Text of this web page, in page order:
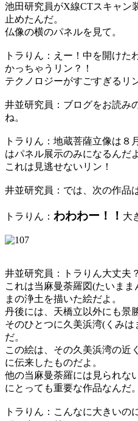
池田研究員がX線CTスキャン
止めたんだ。
仏像の横のパネルを見て。
トラりん：えー！中を開けた
かっちゃうリン？！
テクノロジーがすごすぎるリ
井並研究員：ブログをお読み
ね。
トラりん：地蔵菩薩立像は８
はパネル展示のみになるんだ
これは見逃せないリン！
井並研究員：では、次の作品
トラりん： わわわー！！ 大
井並研究員：トラりん大丈夫
これは当麻曼荼羅図(たいま
まの浄土を描いた絵だよ。
丹後には、天橋立以外にも景
そのひとつに久美浜湾(くみ
だ。
この絵は、その久美浜湾の近
に伝来したものだよ。
他の当麻曼荼羅には見られな
にとっても重要な作品なんだ。
トラりん：こんなに大きいの